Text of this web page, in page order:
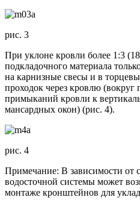
рис. 3
При уклоне кровли более 1:3
подкладочного материала
на карнизные свесы и в
проходок через кровлю (вокруг
примыканий кровли к
мансардных окон) (рис. 4).
рис. 4
Примечание: В зависимости от
водосточной системы может
монтаже кронштейнов для